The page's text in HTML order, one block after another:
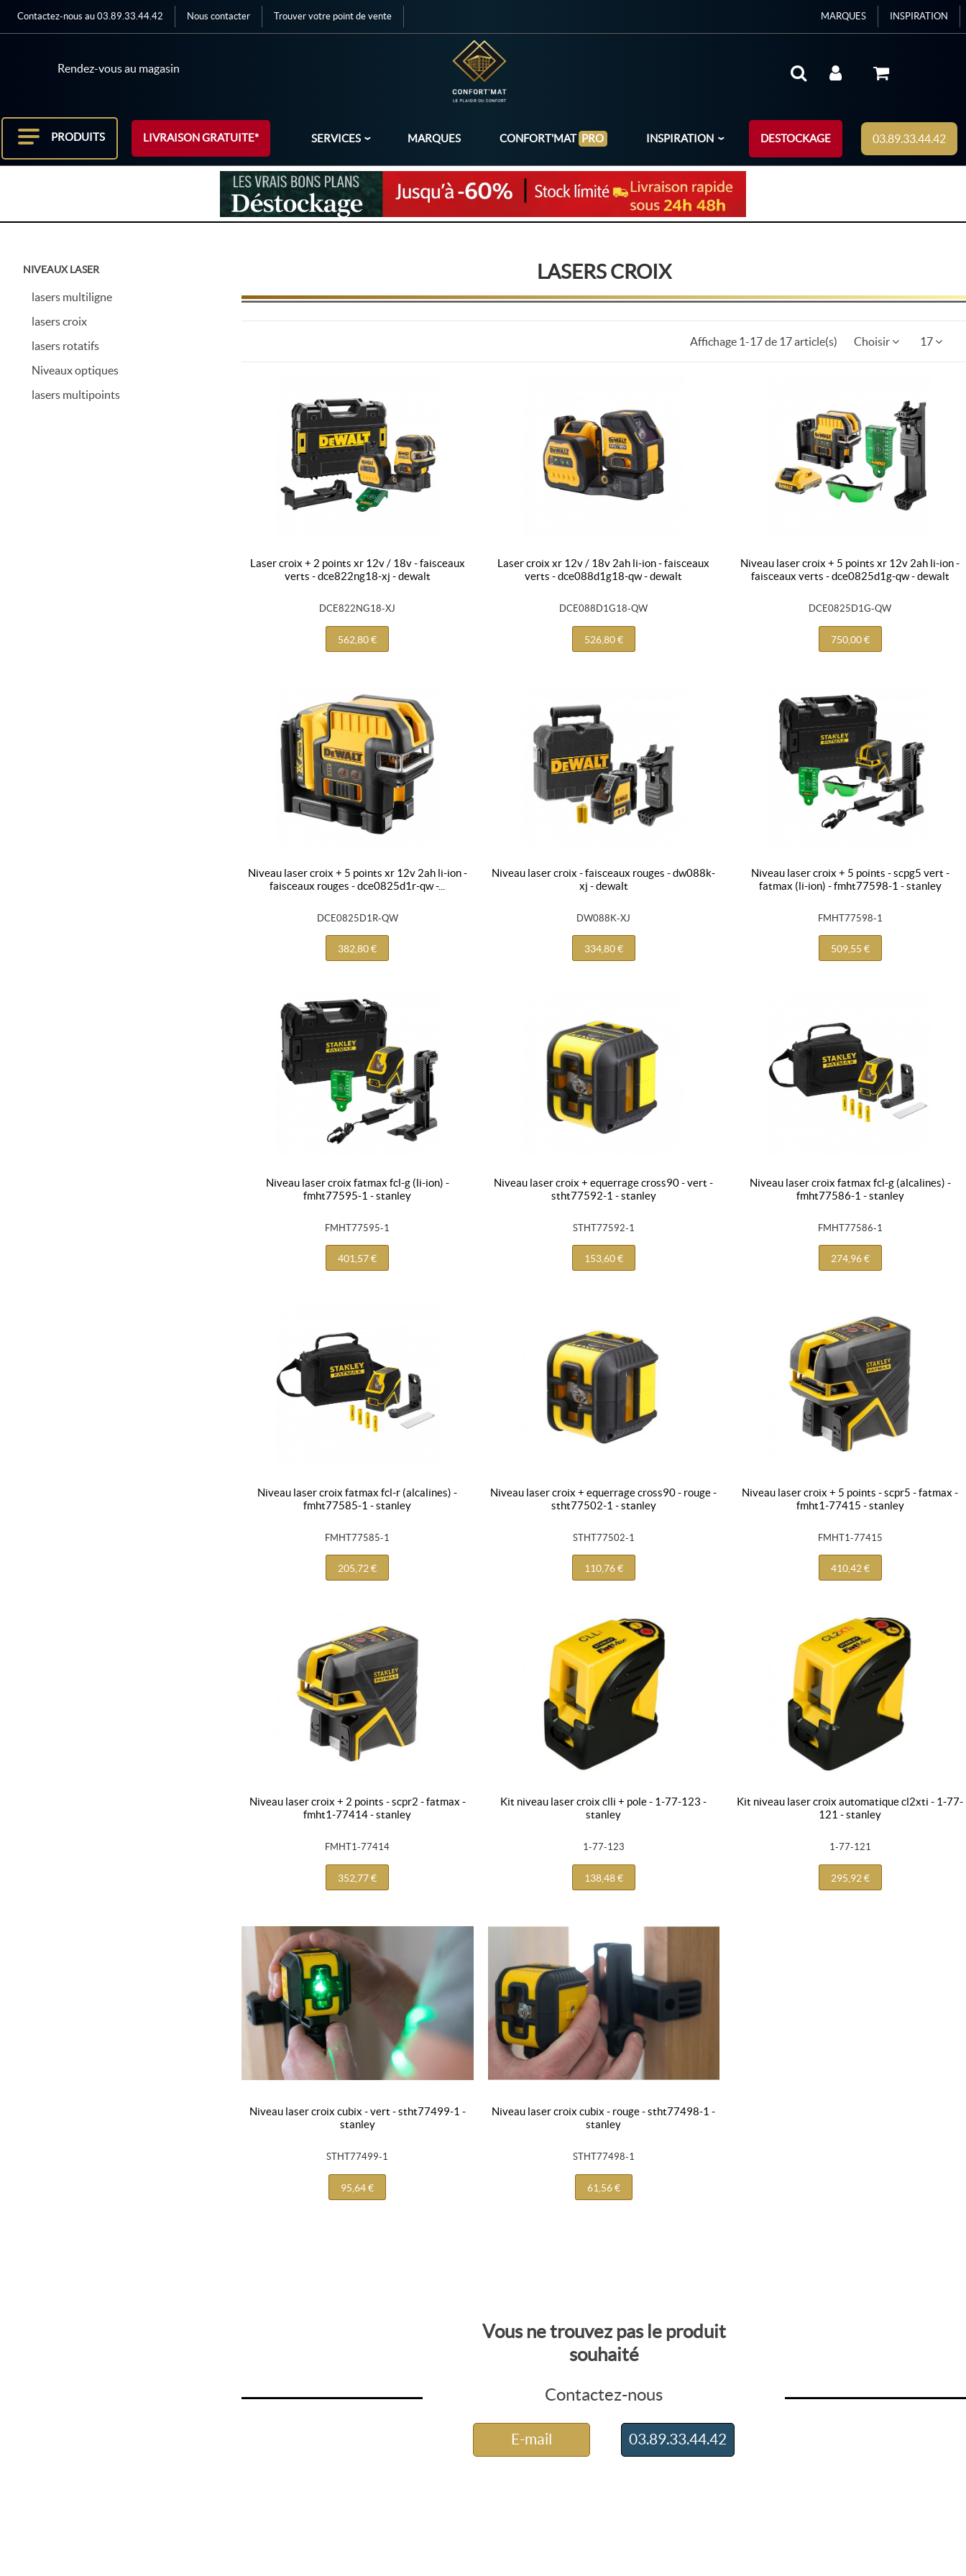
Contactez-nous au 03.89.33.44.42 Nous contacter Trouver votre point de vente MARQUES INSPIRATION
Rendez-vous au magasin
PRODUITS LIVRAISON GRATUITE* SERVICES MARQUES CONFORT'MAT PRO INSPIRATION DESTOCKAGE 03.89.33.44.42
LASERS CROIX
Affichage 1-17 de 17 article(s) Choisir 17
laser croix + 2 points xr 12v / 18v - faisceaux
verts - dce822ng18-xj - dewalt
DCE822NG18-XJ
562,80 €
laser croix xr 12v / 18v 2ah li-ion - faisceaux
verts - dce088d1g18-qw - dewalt
DCE088D1G18-QW
526,80 €
niveau laser croix + 5 points xr 12v 2ah li-ion -
faisceaux verts - dce0825d1g-qw - dewalt
DCE0825D1G-QW
750,00 €
niveau laser croix + 5 points xr 12v 2ah li-ion -
faisceaux rouges - dce0825d1r-qw -...
DCE0825D1R-QW
382,80 €
niveau laser croix - faisceaux rouges - dw088k-
xj - dewalt
DW088K-XJ
334,80 €
niveau laser croix + 5 points - scpg5 vert -
fatmax (li-ion) - fmht77598-1 - stanley
FMHT77598-1
509,55 €
niveau laser croix fatmax fcl-g (li-ion) -
fmht77595-1 - stanley
FMHT77595-1
401,57 €
niveau laser croix + equerrage cross90 - vert -
stht77592-1 - stanley
STHT77592-1
153,60 €
niveau laser croix fatmax fcl-g (alcalines) -
fmht77586-1 - stanley
FMHT77586-1
274,96 €
niveau laser croix fatmax fcl-r (alcalines) -
fmht77585-1 - stanley
FMHT77585-1
205,72 €
niveau laser croix + equerrage cross90 - rouge -
stht77502-1 - stanley
STHT77502-1
110,76 €
niveau laser croix + 5 points - scpr5 - fatmax -
fmht1-77415 - stanley
FMHT1-77415
410,42 €
niveau laser croix + 2 points - scpr2 - fatmax -
fmht1-77414 - stanley
FMHT1-77414
352,77 €
kit niveau laser croix clli + pole - 1-77-123 -
stanley
1-77-123
138,48 €
kit niveau laser croix automatique cl2xti - 1-77-
121 - stanley
1-77-121
295,92 €
niveau laser croix cubix - vert - stht77499-1 -
stanley
STHT77499-1
95,64 €
niveau laser croix cubix - rouge - stht77498-1 -
stanley
STHT77498-1
61,56 €
Vous ne trouvez pas le produit
souhaité
Contactez-nous
E-mail 03.89.33.44.42
NIVEAUX LASER
lasers multiligne
lasers croix
lasers rotatifs
Niveaux optiques
lasers multipoints